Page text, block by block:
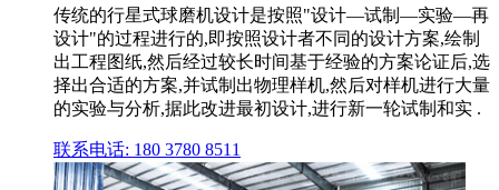
传统的行星式球磨机设计是按照"设计—试制—实验—再
设计"的过程进行的,即按照设计者不同的设计方案,绘制
出工程图纸,然后经过较长时间基于经验的方案论证后,选
择出合适的方案,并试制出物理样机,然后对样机进行大量
的实验与分析,据此改进最初设计,进行新一轮试制和实 .
联系电话: 180 3780 8511